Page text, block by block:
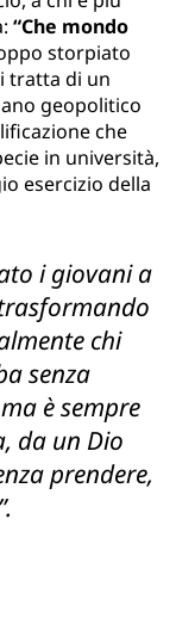
“Che mondo
storpiato
tratta di un
geopolitico
che
in università,
esercizio della
i giovani a
chi
senza
è sempre
da un Dio
prendere,